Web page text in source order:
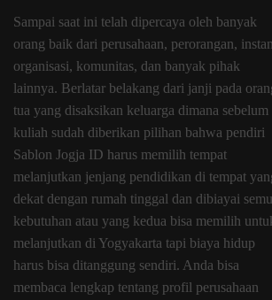
Sampai saat ini telah dipercaya oleh banyak
orang baik dari perusahaan, perorangan,
organisasi, komunitas, dan banyak pihak
lainnya. Berlatar belakang dari janji pada
tua yang disaksikan keluarga dimana sebelum
kuliah sudah diberikan pilihan bahwa pendiri
Sablon Jogja ID harus memilih tempat
melanjutkan jenjang pendidikan di tempat
dekat dengan rumah tinggal dan dibiayai
kebutuhan atau yang kedua bisa memilih
melanjutkan di Yogyakarta tapi biaya hidup
harus bisa ditanggung sendiri. Anda bisa
membaca lengkap tentang profil perusahaan